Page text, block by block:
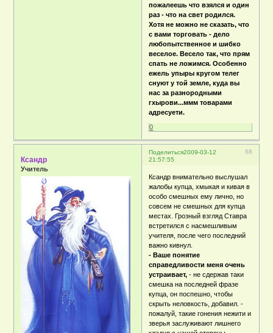
пожалеешь что взялся и один
раз - что на свет родился.
Хотя не можно не сказать, что
с вами торговать - дело
любопытственное и шибко
веселое. Весело так, что прям
спать не ложимся. Особенно
ежель упыры кругом телег
снуют у той земле, куда вы
нас за разнородными
гхырови...ммм товарами
адресуети.
0
Поделиться 68
2009-03-12
21:57:55
Ксандр
Учитель
Ксандр внимательно выслушал
жалобы купца, хмыкая и кивая в
особо смешных ему лично, но
совсем не смешных для купца
местах. Грозный взгляд Ставра
встретился с насмешливым
учителя, после чего последний
важно кивнул.
- Ваше понятие
справедливости меня очень
устраивает, - не сдержав таки
смешка на последней фразе
купца, он поспешно, чтобы
скрыть неловкость, добавил. -
пожалуй, такие гонения нежити и
зверья заслуживают лишнего